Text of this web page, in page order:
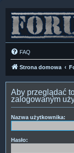
FAQ
Strona domowa
Aby przeglądać
zalogowanym
Nazwa użytkownika:
Hasło: